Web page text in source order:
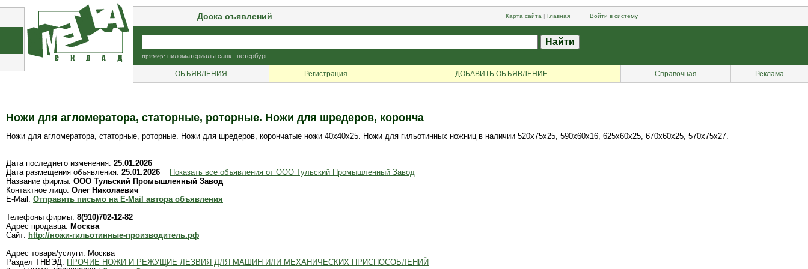
Доска оъявлений Карта сайта | Главная Войти в систему
пример: пиломатериалы санкт-петербург
ОБЪЯВЛЕНИЯ Регистрация ДОБАВИТЬ ОБЪЯВЛЕНИЕ Справочная Реклама
Ножи для агломератора, статорные, роторные. Ножи для шредеров, коронча
Ножи для агломератора, статорные, роторные. Ножи для шредеров, корончатые ножи 40х40х25. Ножи для гильотинных ножниц в наличии 520х75х25, 590х60х16, 625х60х25, 670х60х25, 570х75х27.
Дата последнего изменения: 25.01.2026
Дата размещения объявления: 25.01.2026
Показать все объявления от ООО Тульский Промышленный Завод
Название фирмы: ООО Тульский Промышленный Завод
Контактное лицо: Олег Николаевич
E-Mail: Отправить письмо на E-Mail автора объявления
Телефоны фирмы: 8(910)702-12-82
Адрес продавца: Москва
Сайт: http://ножи-гильотинные-производитель.рф
Адрес товара/услуги: Москва
Раздел ТНВЭД: ПРОЧИЕ НОЖИ И РЕЖУЩИЕ ЛЕЗВИЯ ДЛЯ МАШИН ИЛИ МЕХАНИЧЕСКИХ ПРИСПОСОБЛЕНИЙ